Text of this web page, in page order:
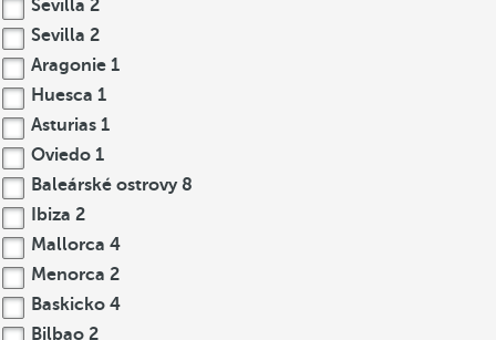
Sevilla 2
Sevilla 2
Aragonie 1
Huesca 1
Asturias 1
Oviedo 1
Baleárské ostrovy 8
Ibiza 2
Mallorca 4
Menorca 2
Baskicko 4
Bilbao 2